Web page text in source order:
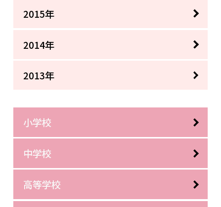
2015年
2014年
2013年
小学校
中学校
高等学校